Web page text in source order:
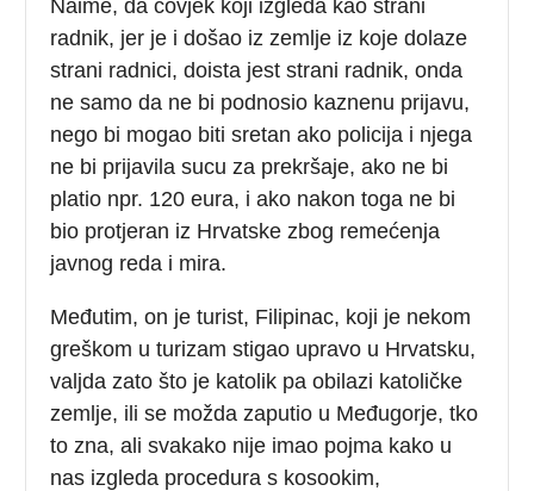
Naime, da čovjek koji izgleda kao strani
radnik, jer je i došao iz zemlje iz koje dolaze
strani radnici, doista jest strani radnik, onda
ne samo da ne bi podnosio kaznenu prijavu,
nego bi mogao biti sretan ako policija i njega
ne bi prijavila sucu za prekršaje, ako ne bi
platio npr. 120 eura, i ako nakon toga ne bi
bio protjeran iz Hrvatske zbog remećenja
javnog reda i mira.
Međutim, on je turist, Filipinac, koji je nekom
greškom u turizam stigao upravo u Hrvatsku,
valjda zato što je katolik pa obilazi katoličke
zemlje, ili se možda zaputio u Međugorje, tko
to zna, ali svakako nije imao pojma kako u
nas izgleda procedura s kosookim,